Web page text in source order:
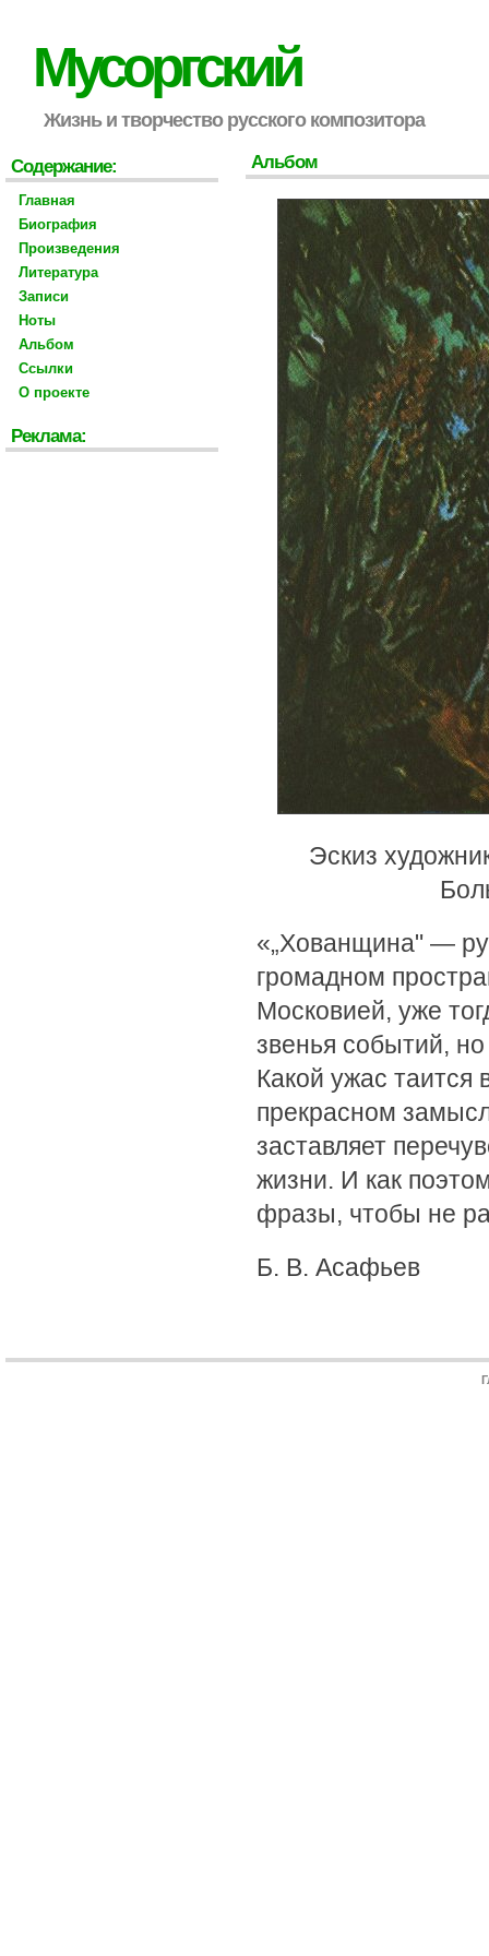
Мусоргский
Жизнь и творчество русского композитора
Альбом
Эскиз
«„Хованщина" —
громадном
Московией, уже
звенья событий,
Какой ужас
прекрасном
заставляет
жизни. И как
фразы, чтобы не
Б. В. Асафьев
Содержание:
Главная
Биография
Произведения
Литература
Записи
Ноты
Альбом
Ссылки
О проекте
Реклама: